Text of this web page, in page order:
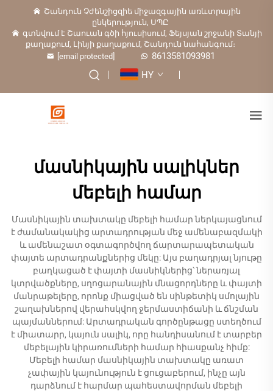
Շանդուն Չժենշիցզիե միջազգային առևտրային
ընկերություն, ՍՊԸ
գտնվում է Շաուան գծի հյուսիսում, Ֆեյսյան շրջանի Տանյի
քաղաքում, Լինյի քաղաքում, Շանդուն նահանգում։
[email protected]
8613581093981
HY
մասնիկային սալիկներ
մեբելի համար
Մասնիկային տախտակը մեբելի համար ներկայացնում
է ժամանակակից արտադրության մեջ ամենաբազմակի
և ամենաշատ օգտագործվող ճարտարապետական
փայտե արտադրանքներից մեկը: Այս բաղադրյալ նյութը
բաղկացած է փայտի մասնիկներից՝ ներառյալ
կտրվածքները, սղոցարանային մնացորդները և փայտի
մանրաթելերը, որոնք միացված են սինթետիկ սմոլային
շաղախներով վերահսկվող ջերմաստիճանի և ճնշման
պայմաններում: Արտադրական գործընթացը ստեղծում
է միատարր, կայուն սալիկ, որը հանդիսանում է տարբեր
մեբելային կիրառումների համար հիասքանչ հիմք:
Մեբելի համար մասնիկային տախտակը առատ
չափային կայունություն է ցուցաբերում, ինչը այն
դարձնում է հարմար պահեստավորման մեբելի